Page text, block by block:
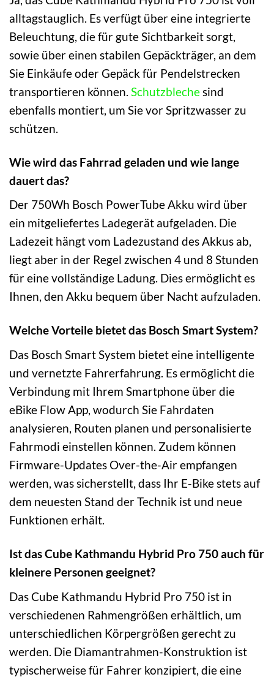
alltagstauglich. Es verfügt über eine integrierte
Beleuchtung, die für gute Sichtbarkeit sorgt,
sowie über einen stabilen Gepäckträger, an dem
Sie Einkäufe oder Gepäck für Pendelstrecken
transportieren können. Schutzblechesind
ebenfalls montiert, um Sie vor Spritzwasser zu
schützen.
Wie wird das Fahrrad geladen und wie lange
dauert das?
Der 750Wh Bosch PowerTube Akku wird über
ein mitgeliefertes Ladegerät aufgeladen. Die
Ladezeit hängt vom Ladezustand des Akkus ab,
liegt aber in der Regel zwischen 4 und 8 Stunden
für eine vollständige Ladung. Dies ermöglicht es
Ihnen, den Akku bequem über Nacht aufzuladen.
Welche Vorteile bietet das Bosch Smart System?
Das Bosch Smart System bietet eine intelligente
und vernetzte Fahrerfahrung. Es ermöglicht die
Verbindung mit Ihrem Smartphone über die
eBike Flow App, wodurch Sie Fahrdaten
analysieren, Routen planen und personalisierte
Fahrmodi einstellen können. Zudem können
Firmware-Updates Over-the-Air empfangen
werden, was sicherstellt, dass Ihr E-Bike stets auf
dem neuesten Stand der Technik ist und neue
Funktionen erhält.
Ist das Cube Kathmandu Hybrid Pro 750 auch für
kleinere Personen geeignet?
Das Cube Kathmandu Hybrid Pro 750 ist in
verschiedenen Rahmengrößen erhältlich, um
unterschiedlichen Körpergrößen gerecht zu
werden. Die Diamantrahmen-Konstruktion ist
typischerweise für Fahrer konzipiert, die eine